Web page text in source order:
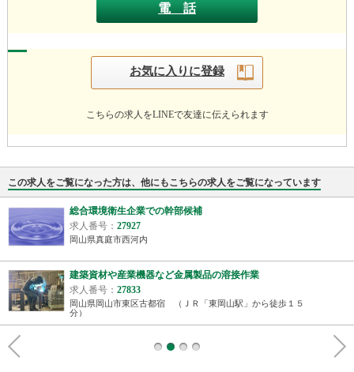
電 話
お気に入りに登録
こちらの求人をLINEで友達に伝えられます
この求人をご覧になった方は、他にもこちらの求人をご覧になっています
の溶接作業
岡山駅」から徒歩１５
鉄鋼・金属加工メーカーでの
岡山県赤磐市仁堀中